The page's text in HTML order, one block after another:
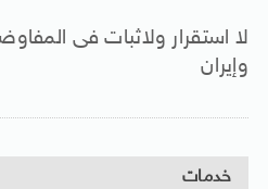
لا استقرار ولاثبات فى
وإيران
خدمات